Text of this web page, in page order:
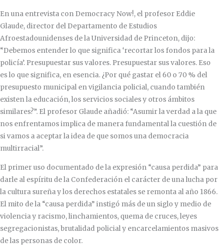
En una entrevista con Democracy Now!, el profesor Eddie
Glaude, director del Departamento de Estudios
Afroestadounidenses de la Universidad de Princeton, dijo:
“Debemos entender lo que significa ‘recortar los fondos para la
policía’. Presupuestar sus valores. Presupuestar sus valores. Eso
es lo que significa, en esencia. ¿Por qué gastar el 60 o 70 % del
presupuesto municipal en vigilancia policial, cuando también
existen la educación, los servicios sociales y otros ámbitos
similares?”. El profesor Glaude añadió: “Asumir la verdad a la que
nos enfrentamos implica de manera fundamental la cuestión de
si vamos a aceptar la idea de que somos una democracia
multirracial”.
El primer uso documentado de la expresión “causa perdida” para
darle al espíritu de la Confederación el carácter de una lucha por
la cultura sureña y los derechos estatales se remonta al año 1866.
El mito de la “causa perdida” instigó más de un siglo y medio de
violencia y racismo, linchamientos, quema de cruces, leyes
segregacionistas, brutalidad policial y encarcelamientos masivos
de las personas de color.